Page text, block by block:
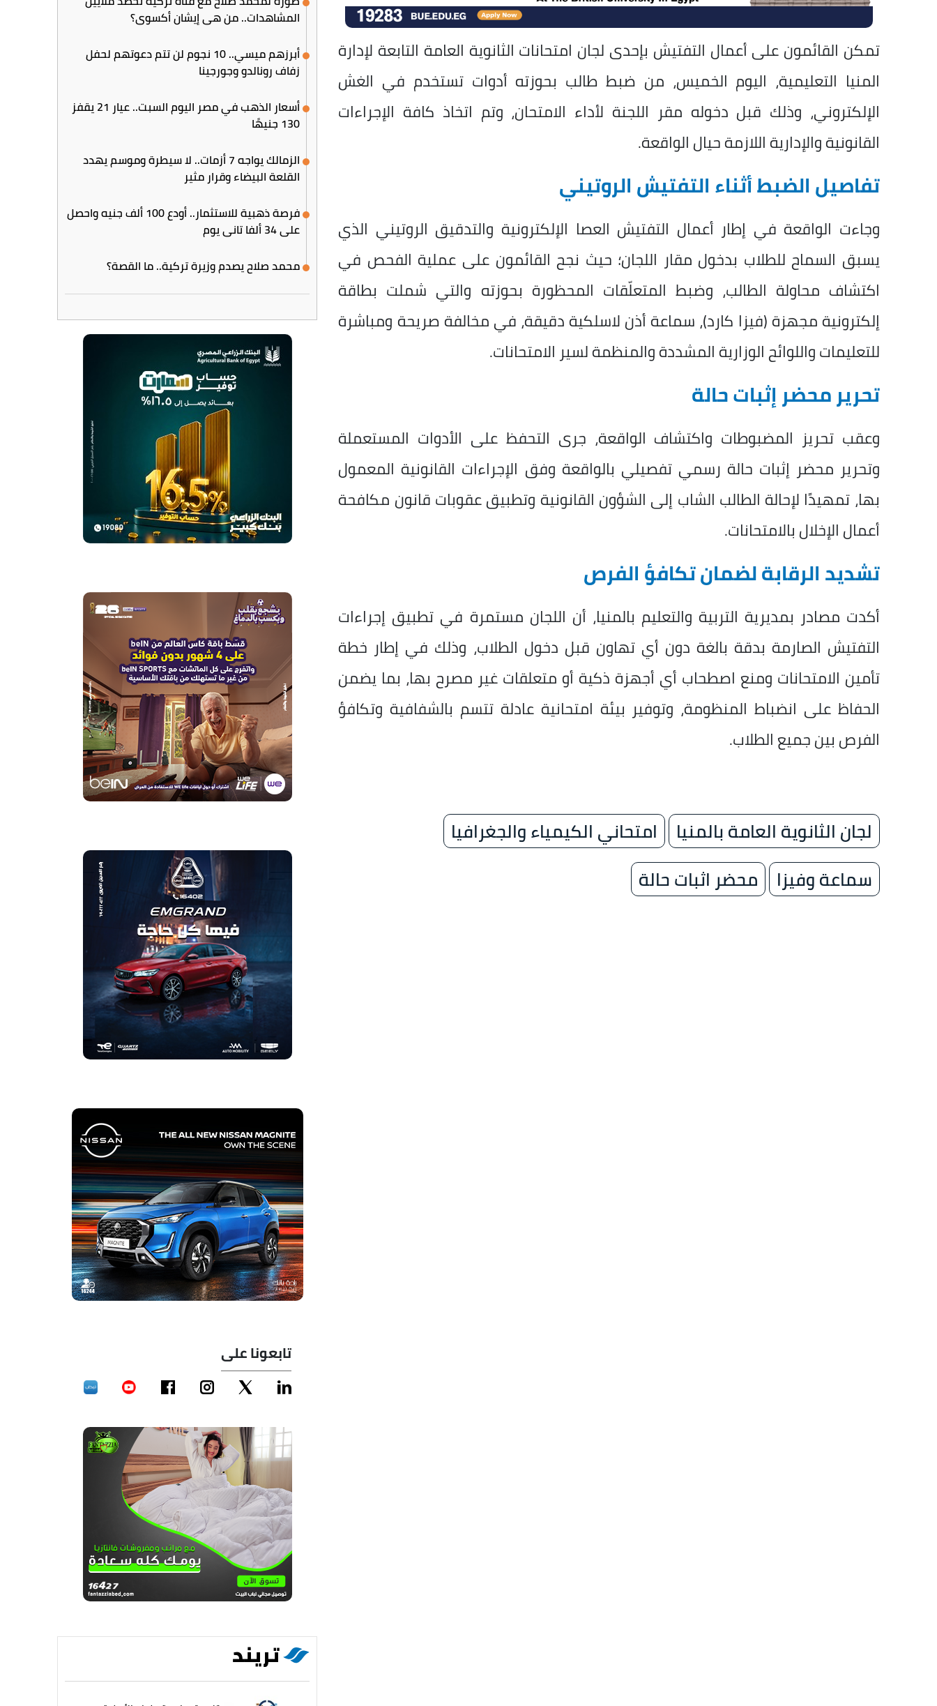
تمكن القائمون على أعمال التفتيش بإحدى لجان امتحانات الثانوية العامة التابعة لإدارة
المنيا التعليمية، اليوم الخميس، من ضبط طالب بحوزته أدوات تستخدم في الغش
الإلكتروني، وذلك قبل دخوله مقر اللجنة لأداء الامتحان، وتم اتخاذ كافة الإجراءات
القانونية والإدارية اللازمة حيال الواقعة.
تفاصيل الضبط أثناء التفتيش الروتيني
وجاءت الواقعة في إطار أعمال التفتيش العصا الإلكترونية والتدقيق الروتيني الذي
يسبق السماح للطلاب بدخول مقار اللجان؛ حيث نجح القائمون على عملية الفحص في
اكتشاف محاولة الطالب، وضبط المتعلّقات المحظورة بحوزته والتي شملت بطاقة
إلكترونية مجهزة (فيزا كارد)، سماعة أذن لاسلكية دقيقة، في مخالفة صريحة ومباشرة
للتعليمات واللوائح الوزارية المشددة والمنظمة لسير الامتحانات.
تحرير محضر إثبات حالة
وعقب تحريز المضبوطات واكتشاف الواقعة، جرى التحفظ على الأدوات المستعملة
وتحرير محضر إثبات حالة رسمي تفصيلي بالواقعة وفق الإجراءات القانونية المعمول
بها، تمهيدًا لإحالة الطالب الشاب إلى الشؤون القانونية وتطبيق عقوبات قانون مكافحة
أعمال الإخلال بالامتحانات.
تشديد الرقابة لضمان تكافؤ الفرص
أكدت مصادر بمديرية التربية والتعليم بالمنيا، أن اللجان مستمرة في تطبيق إجراءات
التفتيش الصارمة بدقة بالغة دون أي تهاون قبل دخول الطلاب، وذلك في إطار خطة
تأمين الامتحانات ومنع اصطحاب أي أجهزة ذكية أو متعلقات غير مصرح بها، بما يضمن
الحفاظ على انضباط المنظومة، وتوفير بيئة امتحانية عادلة تتسم بالشفافية وتكافؤ
الفرص بين جميع الطلاب.
لجان الثانوية العامة بالمنيا
امتحاني الكيمياء والجغرافيا
سماعة وفيزا
محضر اثبات حالة
المشاهدات.. من هي إيشان أكسوي؟
أبرزهم ميسي.. 10 نجوم لن تتم دعوتهم لحفل
زفاف رونالدو وجورجينا
أسعار الذهب في مصر اليوم السبت.. عيار 21 يقفز
130 جنيهًا
الزمالك يواجه 7 أزمات.. لا سيطرة وموسم يهدد
القلعة البيضاء وقرار مثير
فرصة ذهبية للاستثمار.. أودع 100 ألف جنيه واحصل
على 34 ألفا تاني يوم
محمد صلاح يصدم وزيرة تركية.. ما القصة؟
تابعونا على
تريند